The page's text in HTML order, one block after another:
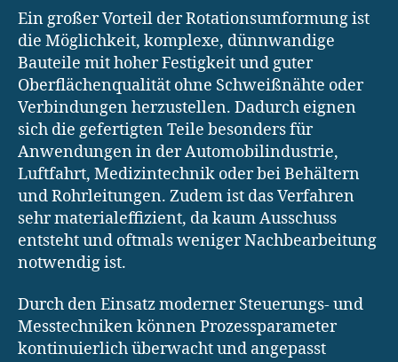
Ein großer Vorteil der Rotationsumformung ist
die Möglichkeit, komplexe, dünnwandige
Bauteile mit hoher Festigkeit und guter
Oberflächenqualität ohne Schweißnähte oder
Verbindungen herzustellen. Dadurch eignen
sich die gefertigten Teile besonders für
Anwendungen in der Automobilindustrie,
Luftfahrt, Medizintechnik oder bei Behältern
und Rohrleitungen. Zudem ist das Verfahren
sehr materialeffizient, da kaum Ausschuss
entsteht und oftmals weniger Nachbearbeitung
notwendig ist.
Durch den Einsatz moderner Steuerungs- und
Messtechniken können Prozessparameter
kontinuierlich überwacht und angepasst